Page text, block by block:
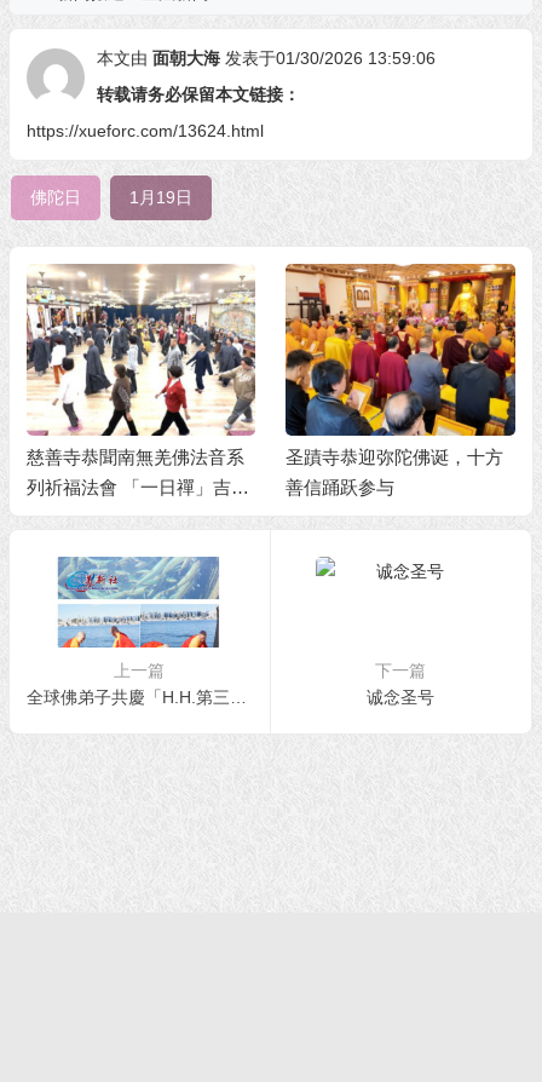
本文由 面朝大海 发表于01/30/2026 13:59:06
转载请务必保留本文链接：
https://xueforc.com/13624.html
佛陀日 1月19日
慈善寺恭聞南無羌佛法音系
列祈福法會 「一日禪」吉祥
殊勝 禪悅輕安
圣蹟寺恭迎弥陀佛诞，十方
善信踊跃参与
上一篇
下一篇
诚念圣号